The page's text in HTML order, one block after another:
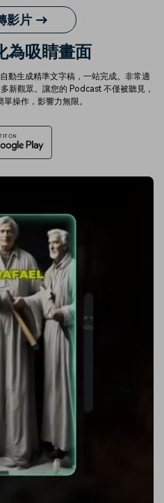
影片 →
為吸睛畫面
動生成精準文字稿，一站完成。非常適
新觀眾。讓您的 Podcast 不僅被聽見，
操作，影響力無限。